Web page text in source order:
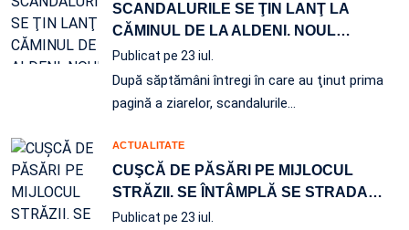
SCANDALURILE SE ŢIN LANŢ LA
CĂMINUL DE LA ALDENI. NOUL…
Publicat pe 23 iul.
După săptămâni întregi în care au ţinut prima
pagină a ziarelor, scandalurile…
ACTUALITATE
CUŞCĂ DE PĂSĂRI PE MIJLOCUL
STRĂZII. SE ÎNTÂMPLĂ SE STRADA…
Publicat pe 23 iul.